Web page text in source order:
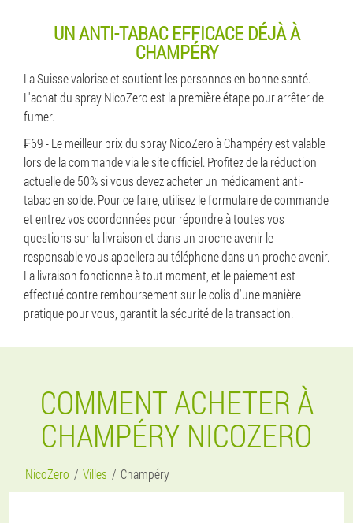
UN ANTI-TABAC EFFICACE DÉJÀ À
CHAMPÉRY
La Suisse valorise et soutient les personnes en bonne santé.
L'achat du spray NicoZero est la première étape pour arrêter de
fumer.
₣69 - Le meilleur prix du spray NicoZero à Champéry est valable
lors de la commande via le site officiel. Profitez de la réduction
actuelle de 50% si vous devez acheter un médicament anti-
tabac en solde. Pour ce faire, utilisez le formulaire de commande
et entrez vos coordonnées pour répondre à toutes vos
questions sur la livraison et dans un proche avenir le
responsable vous appellera au téléphone dans un proche avenir.
La livraison fonctionne à tout moment, et le paiement est
effectué contre remboursement sur le colis d'une manière
pratique pour vous, garantit la sécurité de la transaction.
COMMENT ACHETER À
CHAMPÉRY NICOZERO
NicoZero Villes Champéry